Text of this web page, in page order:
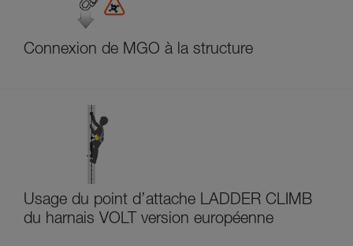
Connexion de MGO à la structure
Usage du point d’attache LADDER CLIMB
du harnais VOLT version européenne